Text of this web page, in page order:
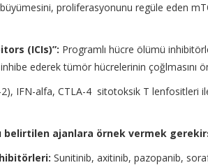
proliferasyonunu regüle eden
(ICIs)”: Programlı hücre ölümü
ederek tümör hücrelerinin çoğlmasını
IFN-alfa, CTLA-4 sitotoksik T lenfositleri
belirtilen ajanlara örnek vermek
Sunitinib, axitinib, pazopanib,